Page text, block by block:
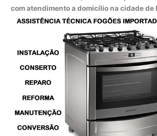
com atendimento a domicílio na cidade de